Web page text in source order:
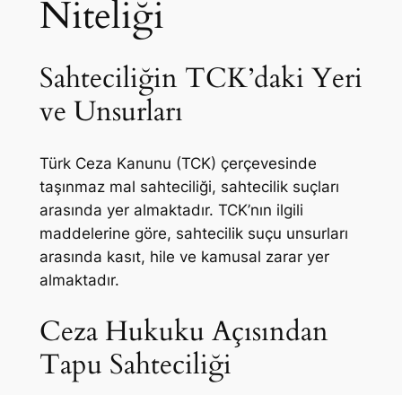
Niteliği
Sahteciliğin TCK’daki Yeri
ve Unsurları
Türk Ceza Kanunu (TCK) çerçevesinde
taşınmaz mal sahteciliği, sahtecilik suçları
arasında yer almaktadır. TCK’nın ilgili
maddelerine göre, sahtecilik suçu unsurları
arasında kasıt, hile ve kamusal zarar yer
almaktadır.
Ceza Hukuku Açısından
Tapu Sahteciliği